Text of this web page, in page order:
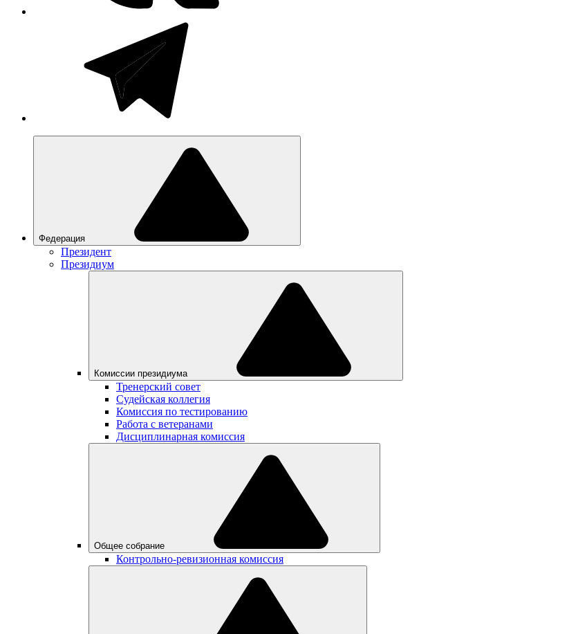
Федерация
Президент
Президиум
Комиссии президиума
Тренерский совет
Судейская коллегия
Комиссия по тестированию
Работа с ветеранами
Дисциплинарная комиссия
Общее собрание
Контрольно-ревизионная комиссия